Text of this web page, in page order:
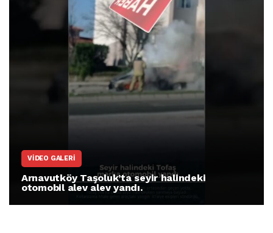
VIDEO GALERI
Arnavutköy Taşoluk’ta seyir halindeki
otomobil alev alev yandı.